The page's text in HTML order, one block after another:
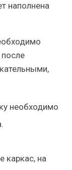
наполнена
необходимо
каркас, на